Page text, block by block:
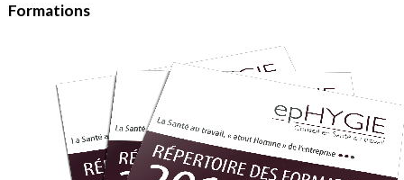
Formations